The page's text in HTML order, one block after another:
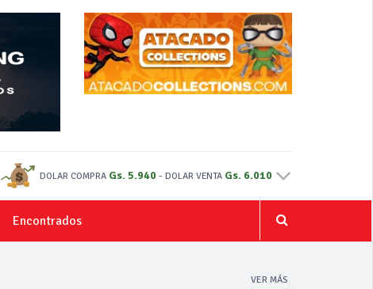
DOLAR COMPRA Gs. 5.940 - DOLAR VENTA Gs. 6.010
Encontrados
VER MÁS